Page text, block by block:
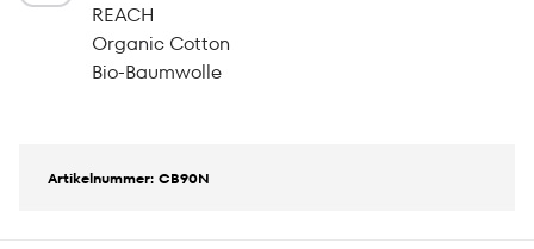
REACH
Organic Cotton
Bio-Baumwolle
Artikelnummer: CB90N